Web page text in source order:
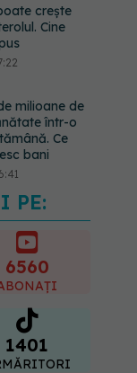
crește
Cine
milioane de
într-o
Ce
bani
ta
vârsta
Care este
al
PE:
6560
1401